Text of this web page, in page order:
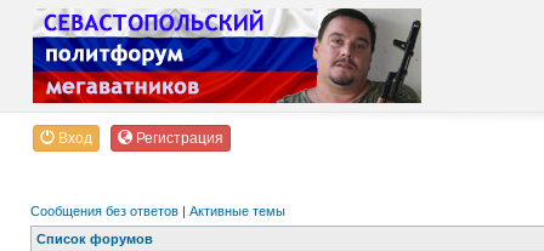
Вход Регистрация
Сообщения без ответов | Активные темы
Список форумов